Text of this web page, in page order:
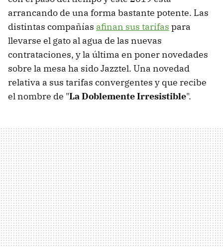
arrancando de una forma bastante potente. Las
distintas compañías afinan sus tarifas para
llevarse el gato al agua de las nuevas
contrataciones, y la última en poner novedades
sobre la mesa ha sido Jazztel. Una novedad
relativa a sus tarifas convergentes y que recibe
el nombre de "La Doblemente Irresistible".